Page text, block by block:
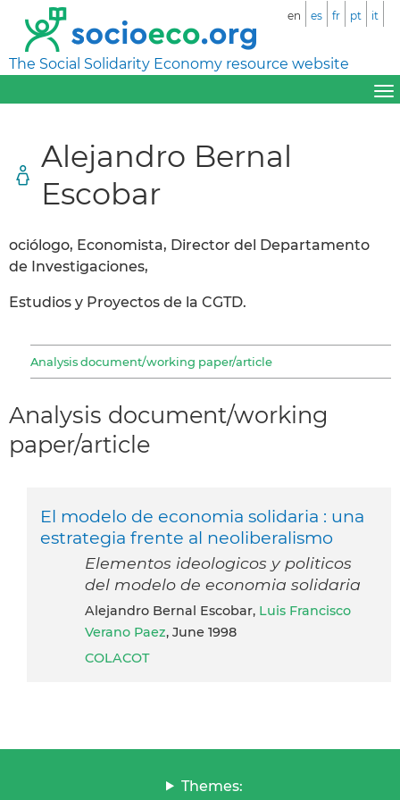
The Social Solidarity Economy resource website
en es fr pt it
Alejandro Bernal
Escobar
ociólogo, Economista, Director del Departamento
de Investigaciones,
Estudios y Proyectos de la CGTD.
Analysis document/working paper/article
Analysis document/working
paper/article
El modelo de economia solidaria : una
estrategia frente al neoliberalismo
Elementos ideologicos y politicos
del modelo de economia solidaria
Alejandro Bernal Escobar, Luis Francisco
Verano Paez, June 1998
COLACOT
Themes: